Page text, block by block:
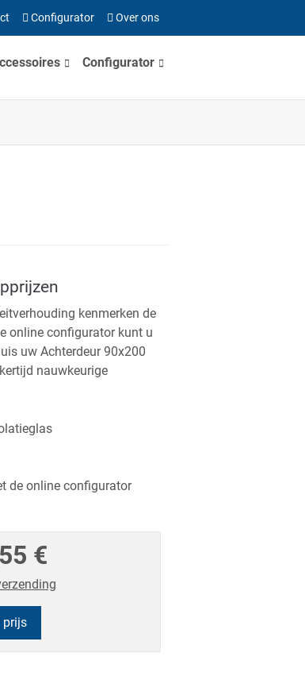
Configurator Over ons
Configurator
kenmerken de
online configurator kunt u
uw Achterdeur 90x200
nauwkeurige
de online configurator
€
prijs